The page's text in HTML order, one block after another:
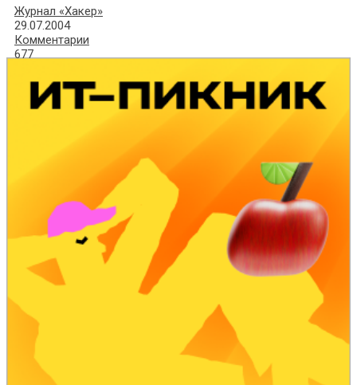
Журнал «Хакер»
29.07.2004
Комментарии
677